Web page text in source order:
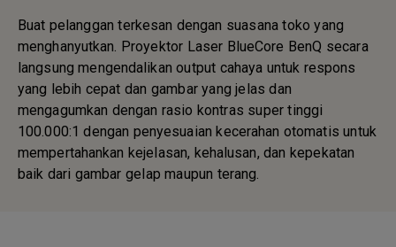
Buat pelanggan terkesan dengan suasana toko yang
menghanyutkan. Proyektor Laser BlueCore BenQ secara
langsung mengendalikan output cahaya untuk respons
yang lebih cepat dan gambar yang jelas dan
mengagumkan dengan rasio kontras super tinggi
100.000:1 dengan penyesuaian kecerahan otomatis untuk
mempertahankan kejelasan, kehalusan, dan kepekatan
baik dari gambar gelap maupun terang.